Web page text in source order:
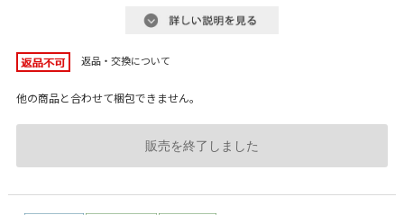
返品・交換について
他の商品と合わせて梱包できません。
販売を終了しました